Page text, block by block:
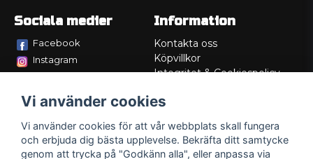
Sociala medier
Facebook
Instagram
Information
Kontakta oss
Köpvillkor
Integritet & Cookiespolicy
Service/Garanti
Lådritning
Om oss
Vi använder cookies
Vi använder cookies för att vår webbplats skall fungera
och erbjuda dig bästa upplevelse. Bekräfta ditt samtycke
genom att trycka på "Godkänn alla", eller anpassa via